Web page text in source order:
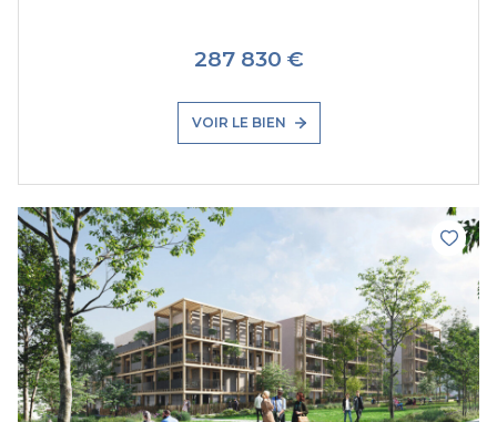
287 830 €
VOIR LE BIEN